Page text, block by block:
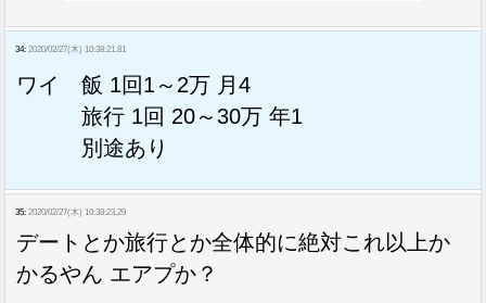
34: 2020/02/27(木) 10:38:21.81
ワイ 飯 1回1～2万 月4
旅行 1回 20～30万 年1
別途あり
35: 2020/02/27(木) 10:38:23.29
デートとか旅行とか全体的に絶対これ以上か
かるやん エアプか？